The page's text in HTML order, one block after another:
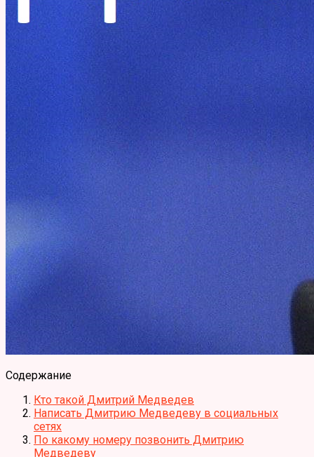
Содержание
Кто такой Дмитрий Медведев
Написать Дмитрию Медведеву в социальных
сетях
По какому номеру позвонить Дмитрию
Медведеву